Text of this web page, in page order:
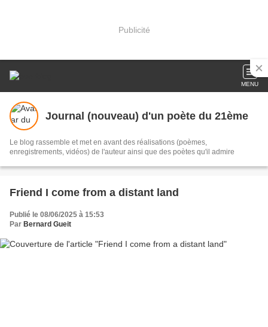
Publicité
MENU
Journal (nouveau) d'un poète du 21ème
Le blog rassemble et met en avant des réalisations (poèmes,
enregistrements, vidéos) de l'auteur ainsi que des poètes qu'il admire
Friend I come from a distant land
Publié le 08/06/2025 à 15:53
Par Bernard Gueit